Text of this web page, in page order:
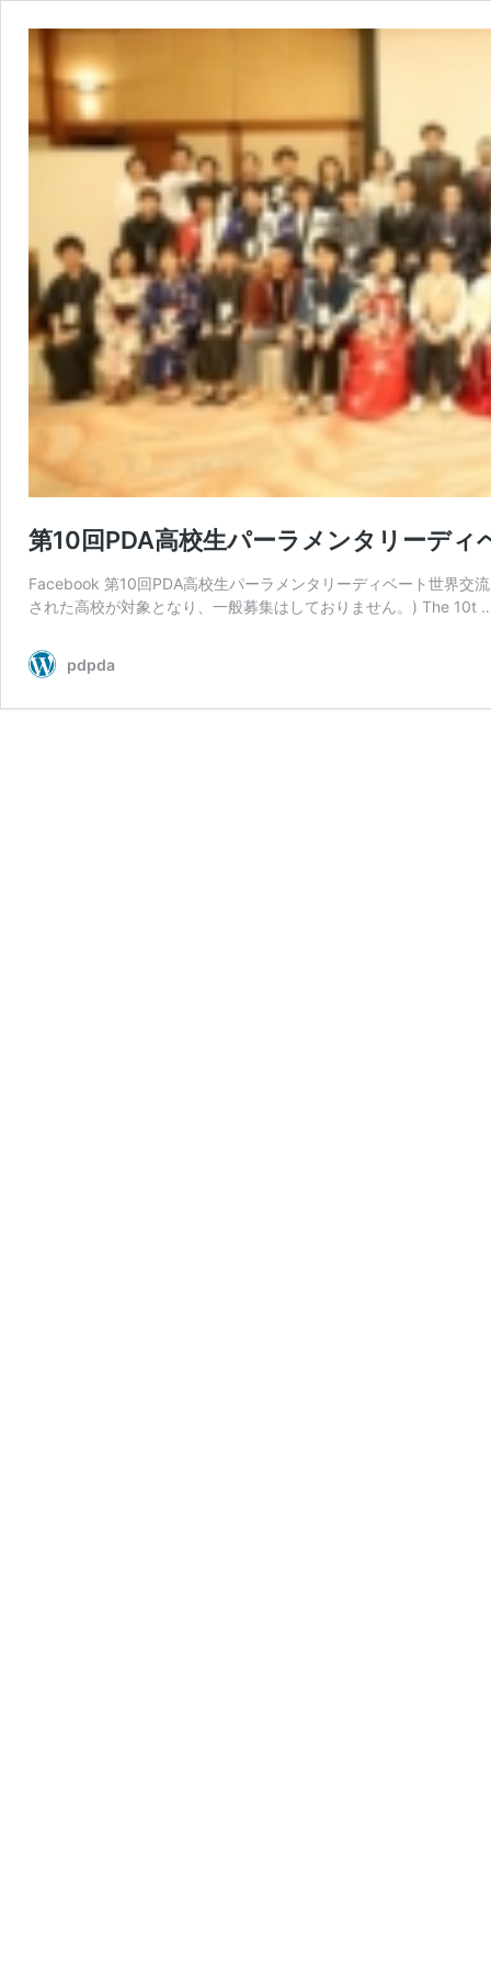
第10回PDA高校生パーラメンタリーデ
Facebook 第10回PDA高校生パーラメンタリーディベート世界交
された高校が対象となり、一般募集はしておりません。) The 10t
pdpda